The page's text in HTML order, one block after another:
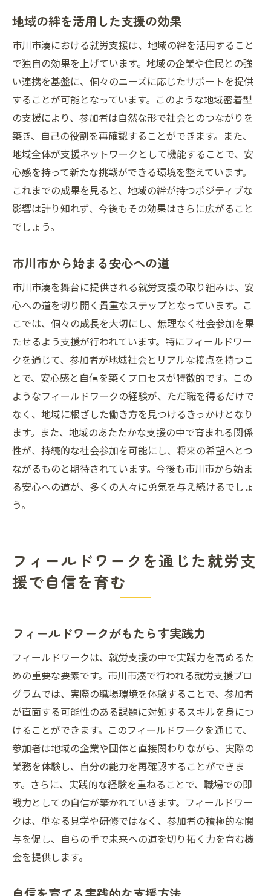
地域の絆を活用した支援の効果
市川市湊における就労支援は、地域の絆を活用すること
で独自の効果を上げています。地域の企業や住民との強
い連携を基盤に、個々のニーズに応じたサポートを提供
することが可能となっています。このような地域密着型
の支援により、参加者は自然な形で社会とのつながりを
築き、自己の役割を再確認することができます。また、
地域全体が支援ネットワークとして機能することで、安
心感を持って新たな挑戦ができる環境を整えています。
これまでの成果を見ると、地域の絆が持つポジティブな
影響は計り知れず、今後もその効果はさらに広がること
でしょう。
市川市から始まる安心への道
市川市湊を舞台に提供される就労支援の取り組みは、安
心への道を切り開く貴重なステップとなっています。こ
こでは、個々の成長を大切にし、無理なく社会参加を果
たせるよう支援が行われています。特にフィールドワー
クを通じて、参加者が地域社会とリアルな接点を持つこ
とで、安心感と自信を築くプロセスが特徴的です。この
ようなフィールドワークの経験が、ただ職を得るだけで
なく、地域に根ざした働き方を見つけるきっかけとなり
ます。また、地域のあたたかな支援の中で育まれる関係
性が、持続的な社会参加を可能にし、将来の希望へとつ
ながるものと期待されています。今後も市川市から始ま
る安心への道が、多くの人々に勇気を与え続けるでしょ
う。
フィールドワークを通じた就労支
援で自信を育む
フィールドワークがもたらす実践力
フィールドワークは、就労支援の中で実践力を高めるた
めの重要な要素です。市川市湊で行われる就労支援プロ
グラムでは、実際の職場環境を体験することで、参加者
が直面する可能性のある課題に対処するスキルを身につ
けることができます。このフィールドワークを通じて、
参加者は地域の企業や団体と直接関わりながら、実際の
業務を体験し、自分の能力を再確認することができま
す。さらに、実践的な経験を重ねることで、職場での即
戦力としての自信が築かれていきます。フィールドワー
クは、単なる見学や研修ではなく、参加者の積極的な関
与を促し、自らの手で未来への道を切り拓く力を育む機
会を提供します。